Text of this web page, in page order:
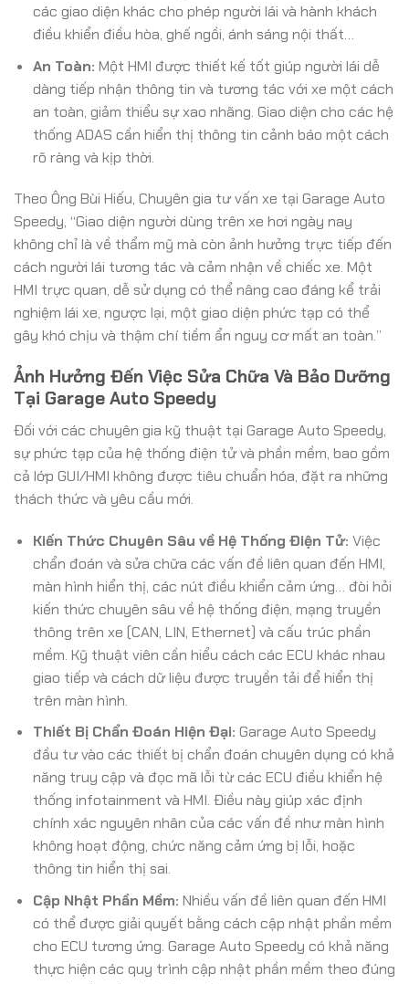
các giao diện khác cho phép người lái và hành khách
điều khiển điều hòa, ghế ngồi, ánh sáng nội thất…
An Toàn: Một HMI được thiết kế tốt giúp người lái dễ
dàng tiếp nhận thông tin và tương tác với xe một cách
an toàn, giảm thiểu sự xao nhãng. Giao diện cho các hệ
thống ADAS cần hiển thị thông tin cảnh báo một cách
rõ ràng và kịp thời.
Theo Ông Bùi Hiếu, Chuyên gia tư vấn xe tại Garage Auto
Speedy, “Giao diện người dùng trên xe hơi ngày nay
không chỉ là về thẩm mỹ mà còn ảnh hưởng trực tiếp đến
cách người lái tương tác và cảm nhận về chiếc xe. Một
HMI trực quan, dễ sử dụng có thể nâng cao đáng kể trải
nghiệm lái xe, ngược lại, một giao diện phức tạp có thể
gây khó chịu và thậm chí tiềm ẩn nguy cơ mất an toàn.”
Ảnh Hưởng Đến Việc Sửa Chữa Và Bảo Dưỡng
Tại Garage Auto Speedy
Đối với các chuyên gia kỹ thuật tại Garage Auto Speedy,
sự phức tạp của hệ thống điện tử và phần mềm, bao gồm
cả lớp GUI/HMI không được tiêu chuẩn hóa, đặt ra những
thách thức và yêu cầu mới.
Kiến Thức Chuyên Sâu về Hệ Thống Điện Tử: Việc
chẩn đoán và sửa chữa các vấn đề liên quan đến HMI,
màn hình hiển thị, các nút điều khiển cảm ứng… đòi hỏi
kiến thức chuyên sâu về hệ thống điện, mạng truyền
thông trên xe (CAN, LIN, Ethernet) và cấu trúc phần
mềm. Kỹ thuật viên cần hiểu cách các ECU khác nhau
giao tiếp và cách dữ liệu được truyền tải để hiển thị
trên màn hình.
Thiết Bị Chẩn Đoán Hiện Đại: Garage Auto Speedy
đầu tư vào các thiết bị chẩn đoán chuyên dụng có khả
năng truy cập và đọc mã lỗi từ các ECU điều khiển hệ
thống infotainment và HMI. Điều này giúp xác định
chính xác nguyên nhân của các vấn đề như màn hình
không hoạt động, chức năng cảm ứng bị lỗi, hoặc
thông tin hiển thị sai.
Cập Nhật Phần Mềm: Nhiều vấn đề liên quan đến HMI
có thể được giải quyết bằng cách cập nhật phần mềm
cho ECU tương ứng. Garage Auto Speedy có khả năng
thực hiện các quy trình cập nhật phần mềm theo đúng